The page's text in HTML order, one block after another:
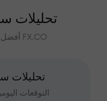
تحليلات
أفضل التحليلات ومراجعات السوق مع FX.CO
تحليلات
التوقعات